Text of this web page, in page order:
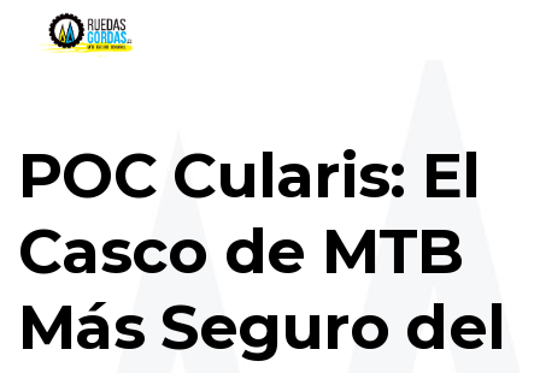
POC Cularis: El
Casco de MTB
Más Seguro del